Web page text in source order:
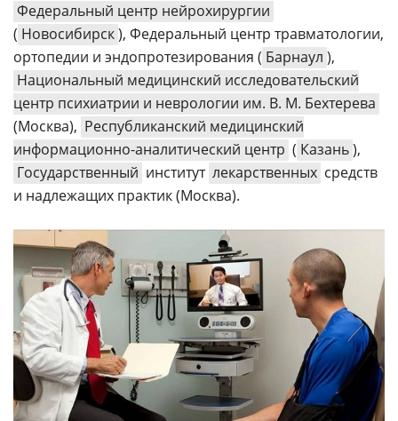
Федеральный центр нейрохирургии
( Новосибирск), Федеральный центр травматологии,
ортопедии и эндопротезирования ( Барнаул ),
Национальный медицинский исследовательский
центр психиатрии и неврологии им. В. М. Бехтерева
(Москва), Республиканский медицинский
информационно-аналитический центр ( Казань),
Государственный институт лекарственных средств
и надлежащих практик (Москва).